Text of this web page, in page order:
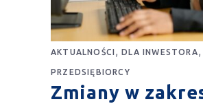
AKTUALNOŚCI,DLA INWESTORA,
PRZEDSIĘBIORCY
Zmiany w